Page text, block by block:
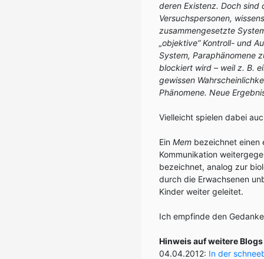
deren Existenz. Doch sind
Versuchspersonen,
zusammengesetzte
„objektive“ Kontroll- und
System, Paraphänomene
blockiert wird – weil z. B.
gewissen
Phänomene. Neue
Vielleicht spielen dabei
Ein Mem bezeichnet einen
Kommunikation
bezeichnet, analog zur
durch die Erwachsenen
Kinder weiter geleitet.
Ich empfinde den
Hinweis auf weitere
04.04.2012: In der